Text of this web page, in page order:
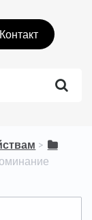
Контакт
​ > ​